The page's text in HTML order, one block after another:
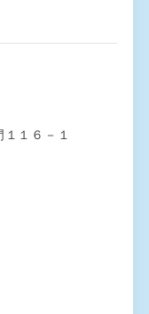
１６－１